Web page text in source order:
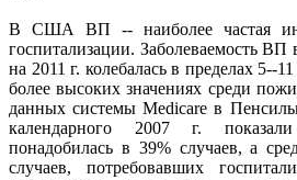
В США ВП -- наиболее частая
госпитализации. Заболеваемость
на 2011 г. колебалась в пределах 5--
более высоких значениях среди
данных системы Medicare в
календарного 2007 г.
понадобилась в 39% случаев, а
случаев, потребовавших